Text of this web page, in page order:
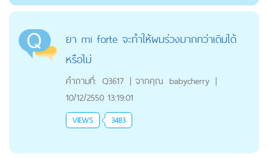
ยา mi forte จะทำให้ผมร่วงมากกว่าเดิมได้
หรือไม่
คำถามที่: Q3617 | จากคุณ babycherry |
10/12/2550 13:19:01
VIEWS 3483